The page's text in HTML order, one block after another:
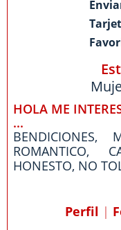
HOLA ME
...
BENDICIONES,
ROMANTICO,
HONESTO, NO
Perfil |